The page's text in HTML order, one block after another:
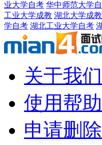
业大学自考 华中师范大学
工业大学成教 湖北大学成教
学自考 湖北工业大学自考
关于我们
使用帮助
申请删